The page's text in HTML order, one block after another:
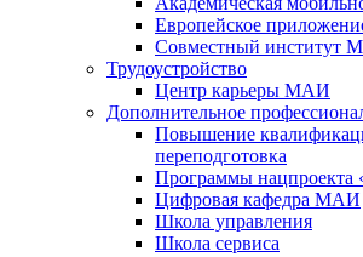
Европейское
Совместный
Трудоустройство
Центр карьеры МАИ
Дополнительное
Повышение
переподготовка
Программы нацпроекта
Цифровая кафедра МАИ
Школа управления
Школа сервиса